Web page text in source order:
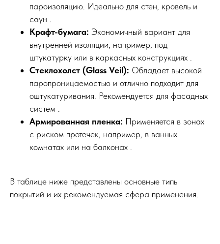
пароизоляцию. Идеально для стен, кровель и
саун .
Крафт-бумага: Экономичный вариант для
внутренней изоляции, например, под
штукатурку или в каркасных конструкциях .
Стеклохолст (Glass Veil): Обладает высокой
паропроницаемостью и отлично подходит для
оштукатуривания. Рекомендуется для фасадных
систем .
Армированная пленка: Применяется в зонах
с риском протечек, например, в ванных
комнатах или на балконах .
В таблице ниже представлены основные типы
покрытий и их рекомендуемая сфера применения.